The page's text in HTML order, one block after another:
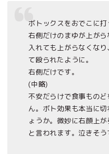
ボトックスをおでこに
右側だけのまゆが上が
入れても上がらなくな
て殴られたように。
右側だけです。
(中略)
不安だらけで食事もの
ん。ボト効果も本当に
ょうか。微妙に右顔上
と言われます。泣きそう